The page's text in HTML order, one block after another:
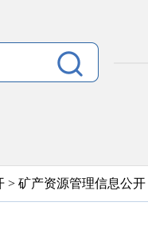
> 矿产资源管理信息公开